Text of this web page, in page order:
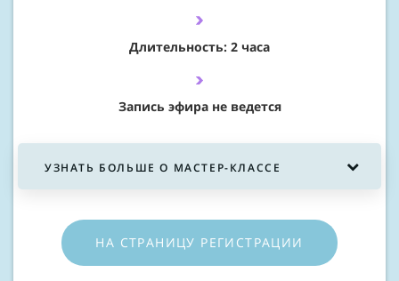
Длительность: 2 часа
Запись эфира не ведется
УЗНАТЬ БОЛЬШЕ О МАСТЕР-КЛАССЕ
НА СТРАНИЦУ РЕГИСТРАЦИИ